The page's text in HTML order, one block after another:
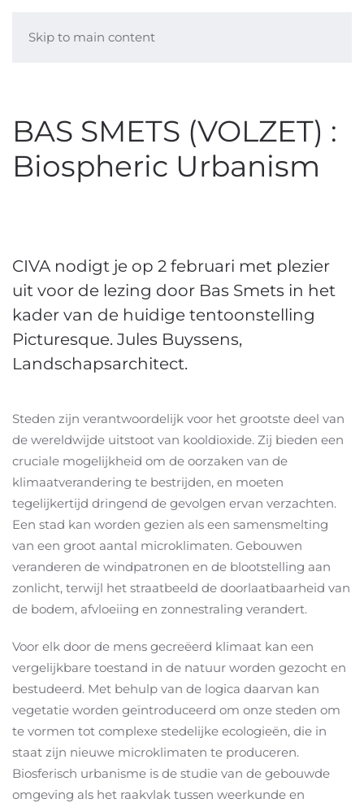
Skip to main content
BAS SMETS (VOLZET) :
Biospheric Urbanism
CIVA nodigt je op 2 februari met plezier
uit voor de lezing door Bas Smets in het
kader van de huidige tentoonstelling
Picturesque. Jules Buyssens,
Landschapsarchitect.
Steden zijn verantwoordelijk voor het grootste deel van
de wereldwijde uitstoot van kooldioxide. Zij bieden een
cruciale mogelijkheid om de oorzaken van de
klimaatverandering te bestrijden, en moeten
tegelijkertijd dringend de gevolgen ervan verzachten.
Een stad kan worden gezien als een samensmelting
van een groot aantal microklimaten. Gebouwen
veranderen de windpatronen en de blootstelling aan
zonlicht, terwijl het straatbeeld de doorlaatbaarheid van
de bodem, afvloeiing en zonnestraling verandert.
Voor elk door de mens gecreëerd klimaat kan een
vergelijkbare toestand in de natuur worden gezocht en
bestudeerd. Met behulp van de logica daarvan kan
vegetatie worden geïntroduceerd om onze steden om
te vormen tot complexe stedelijke ecologieën, die in
staat zijn nieuwe microklimaten te produceren.
Biosferisch urbanisme is de studie van de gebouwde
omgeving als het raakvlak tussen weerkunde en